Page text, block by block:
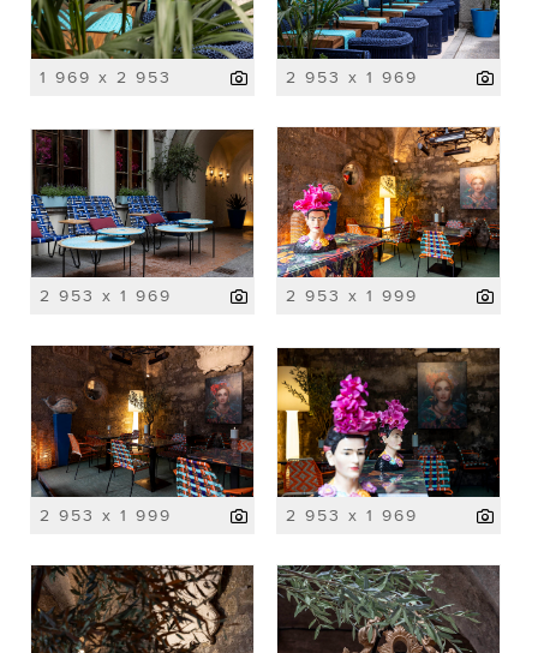
1 969 x 2 953 2 953 x 1 969
2 953 x 1 969 2 953 x 1 999
2 953 x 1 999 2 953 x 1 969